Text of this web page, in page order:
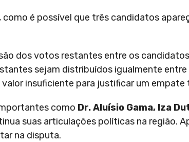
é possível que três candidatos
dos votos restantes entre os
sejam distribuídos igualmente
insuficiente para justificar um
como Dr. Aluísio Gama, Iza
suas articulações políticas na região.
na disputa.